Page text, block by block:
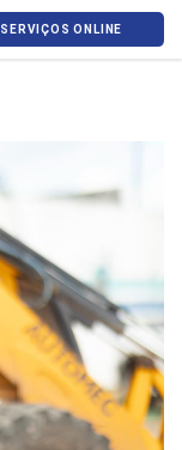
SERVIÇOS ONLINE